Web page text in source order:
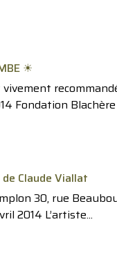
☀︎
Fondation Blachère
Claude Viallat
30, rue
2014 L’artiste...